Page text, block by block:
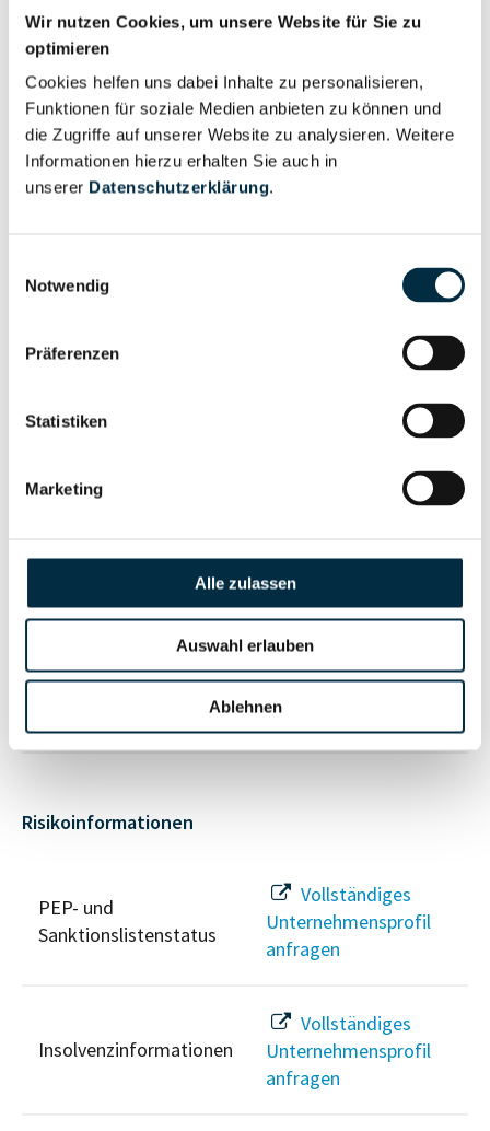
Wir nutzen Cookies, um unsere Website für Sie zu
optimieren
Cookies helfen uns dabei Inhalte zu personalisieren,
Funktionen für soziale Medien anbieten zu können und
die Zugriffe auf unserer Website zu analysieren. Weitere
Informationen hierzu erhalten Sie auch in
unserer Datenschutzerklärung.
Notwendig
Präferenzen
Statistiken
Marketing
Alle zulassen
Auswahl erlauben
Ablehnen
Geschäftsführer (3)
Nutzer
Wirtschaftlich
Vollständiges
Unternehmensprofil
Gesellschafterstruktur
Vollständiges
Unternehmensprofil
Unternehmensnetzwerk
Unternehmensprofil
anfragen
Wirtschaftlich
Unternehmensprofil
anfragen
Risikoinformationen
PEP- und
Sanktionslistenstatus
Vollständiges
Unternehmensprofil
anfragen
Insolvenzinformationen
Vollständiges
Unternehmensprofil
anfragen